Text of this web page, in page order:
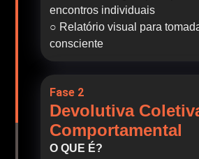
encontros individuais
○ Relatório visual para
consciente
Fase 2
Devolutiva
Comportamental
O QUE É?